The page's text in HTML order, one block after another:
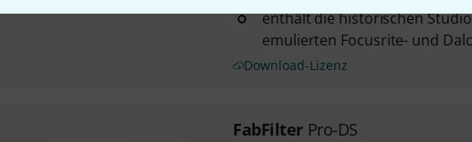
enthält die historischen
emulierten Focusrite- und
Download-Lizenz
FabFilter Pro-DS